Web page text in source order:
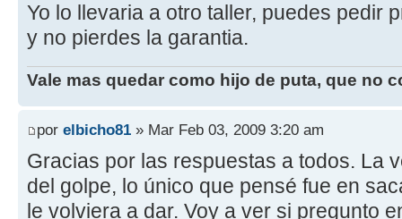
Yo lo llevaria a otro taller, puedes pedir
y no pierdes la garantia.
Vale mas quedar como hijo de puta, que no
por elbicho81 » Mar Feb 03, 2009 3:20 am
Gracias por las respuestas a todos. La
del golpe, lo único que pensé fue en
le volviera a dar. Voy a ver si pregunto